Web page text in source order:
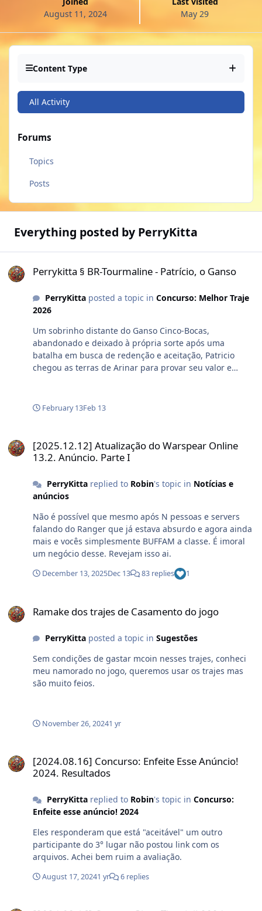
August 11, 2024
May 29
Content Type
All Activity
Forums
Topics
Posts
Everything posted by PerryKitta
Perrykitta § BR-Tourmaline - Patrício, o Ganso
PerryKittaposted a topic in Concurso: Melhor Traje
2026
Um sobrinho distante do Ganso Cinco-Bocas,
abandonado e deixado à própria sorte após uma
batalha em busca de redenção e aceitação, Patricio
chegou as terras de Arinar para provar seu valor e
February 13Feb 13
[2025.12.12] Atualização do Warspear Online
13.2. Anúncio. Parte I
PerryKittareplied to Robin's topic in Notícias e
anúncios
Não é possível que mesmo após N pessoas e servers
falando do Ranger que já estava absurdo e agora ainda
mais e vocês simplesmente BUFFAM a classe. É imoral
um negócio desse. Revejam isso ai.
December 13, 2025Dec 13 83 replies 1
Ramake dos trajes de Casamento do jogo
PerryKittaposted a topic in Sugestões
Sem condições de gastar mcoin nesses trajes, conheci
meu namorado no jogo, queremos usar os trajes mas
são muito feios.
November 26, 20241 yr
[2024.08.16] Concurso: Enfeite Esse Anúncio!
2024. Resultados
PerryKittareplied to Robin's topic in Concurso:
Enfeite esse anúncio! 2024
Eles responderam que está "aceitável" um outro
participante do 3° lugar não postou link com os
arquivos. Achei bem ruim a avaliação.
August 17, 20241 yr 6 replies